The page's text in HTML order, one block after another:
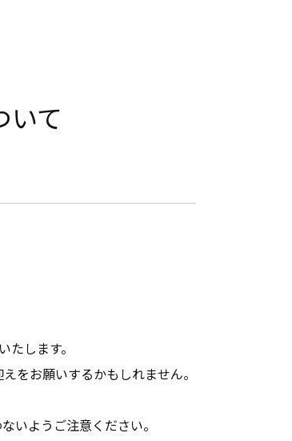
いて
します。
をお願いするかもしれません。
いようご注意ください。